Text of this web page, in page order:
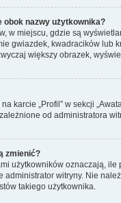
obok nazwy użytkownika?
w miejscu, gdzie są
gwiazdek, kwadracików lub
większy obrazek,
karcie „Profil” w sekcji
od administratora
zmienić?
użytkowników oznaczają,
administrator witryny. Nie
takiego użytkownika.